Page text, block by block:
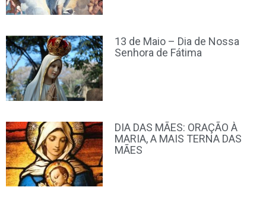
13 de Maio – Dia de Nossa
Senhora de Fátima
DIA DAS MÃES: ORAÇÃO À
MARIA, A MAIS TERNA DAS
MÃES